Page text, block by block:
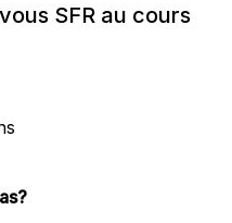
SFR au cours